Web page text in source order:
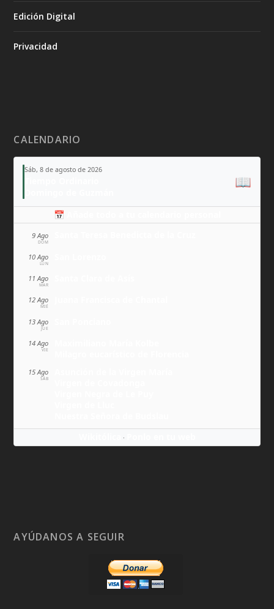
Edición Digital
Privacidad
CALENDARIO
Sáb, 8 de agosto de 2026
📖
📅 Añade todo a tu calendario personal
9 Ago
DOM
10 Ago
LUN
11 Ago
MAR
12 Ago
MIÉ
13 Ago
JUE
14 Ago
VIE
15 Ago
SÁB
·
AYÚDANOS A SEGUIR